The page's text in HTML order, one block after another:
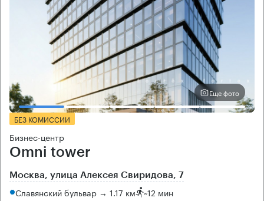
Еще фото
БЕЗ КОМИССИИ
Бизнес-центр
Omni tower
Москва, улица Алексея Свиридова, 7
Славянский бульвар → 1.17 км ~12 мин